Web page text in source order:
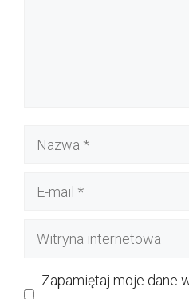
Nazwa
Witryna
Zapamiętaj moje dane